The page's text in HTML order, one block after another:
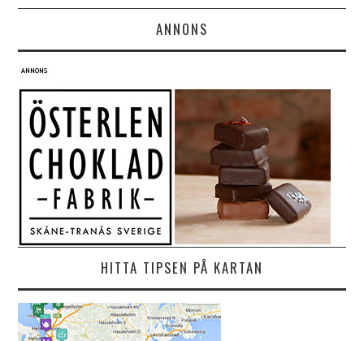
ANNONS
HITTA TIPSEN PÅ KARTAN